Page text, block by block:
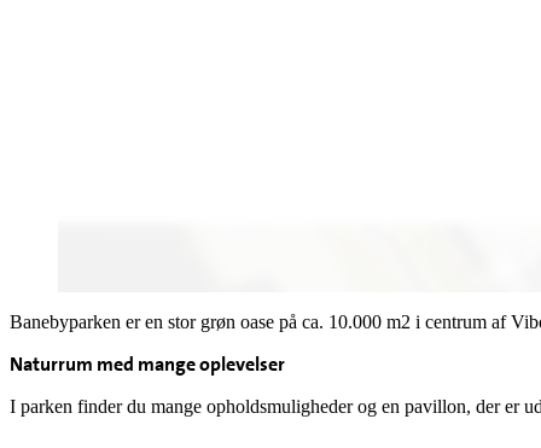
Banebyparken er en stor grøn oase på ca. 10.000 m2 i centrum af
Naturrum med mange oplevelser
I parken finder du mange opholdsmuligheder og en pavillon, der er